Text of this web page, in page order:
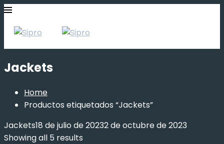
Jackets
Home
Productos etiquetados “Jackets”
Jackets18 de julio de 20232 de octubre de 2023
Showing all 5 results